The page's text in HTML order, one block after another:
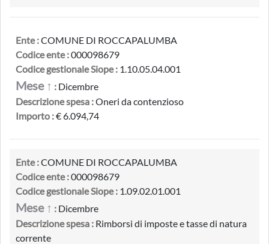
Ente :COMUNE DI ROCCAPALUMBA
Codice ente :000098679
Codice gestionale Siope : 1.10.05.04.001
Mese ↑ : Dicembre
Descrizione spesa :Oneri da contenzioso
Importo :€ 6.094,74
Ente :COMUNE DI ROCCAPALUMBA
Codice ente :000098679
Codice gestionale Siope : 1.09.02.01.001
Mese ↑ : Dicembre
Descrizione spesa : Rimborsi di imposte e tasse di natura
corrente